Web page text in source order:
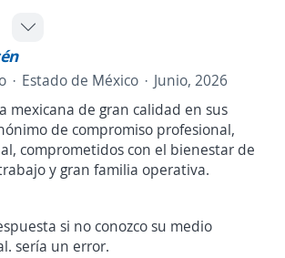
Estado de México
Junio, 2026
mexicana de gran calidad en sus
de compromiso profesional,
comprometidos con el bienestar de
y gran familia operativa.
si no conozco su medio
sería un error.